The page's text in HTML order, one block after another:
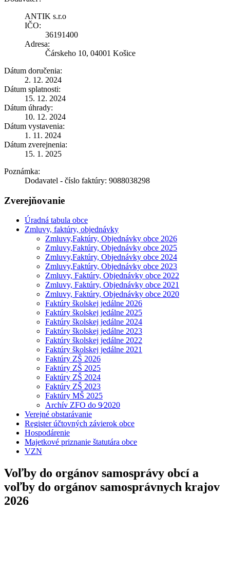
ANTIK s.r.o
IČO:
36191400
Adresa:
Čárskeho 10, 04001 Košice
Dátum doručenia:
2. 12. 2024
Dátum splatnosti:
15. 12. 2024
Dátum úhrady:
10. 12. 2024
Dátum vystavenia:
1. 11. 2024
Dátum zverejnenia:
15. 1. 2025
Poznámka:
Dodavatel - číslo faktúry: 9088038298
Zverejňovanie
Úradná tabula obce
Zmluvy, faktúry, objednávky
Zmluvy,Faktúry, Objednávky obce 2026
Zmluvy,Faktúry, Objednávky obce 2025
Zmluvy,Faktúry, Objednávky obce 2024
Zmluvy,Faktúry, Objednávky obce 2023
Zmluvy, Faktúry, Objednávky obce 2022
Zmluvy, Faktúry, Objednávky obce 2021
Zmluvy, Faktúry, Objednávky obce 2020
Faktúry školskej jedálne 2026
Faktúry školskej jedálne 2025
Faktúry školskej jedálne 2024
Faktúry školskej jedálne 2023
Faktúry školskej jedálne 2022
Faktúry školskej jedálne 2021
Faktúry ZŠ 2026
Faktúry ZŠ 2025
Faktúry ZŠ 2024
Faktúry ZŠ 2023
Faktúry MŠ 2025
Archív ZFO do 9⁄2020
Verejné obstarávanie
Register účtovných závierok obce
Hospodárenie
Majetkové priznanie štatutára obce
VZN
Voľby do orgánov samosprávy obcí a
voľby do orgánov samosprávnych krajov
2026